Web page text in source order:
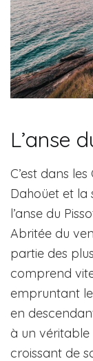
L’anse
C’est dans
Dahoüet et la
l’anse du
Abritée du
partie des
comprend
empruntant
en
à un
croissant de